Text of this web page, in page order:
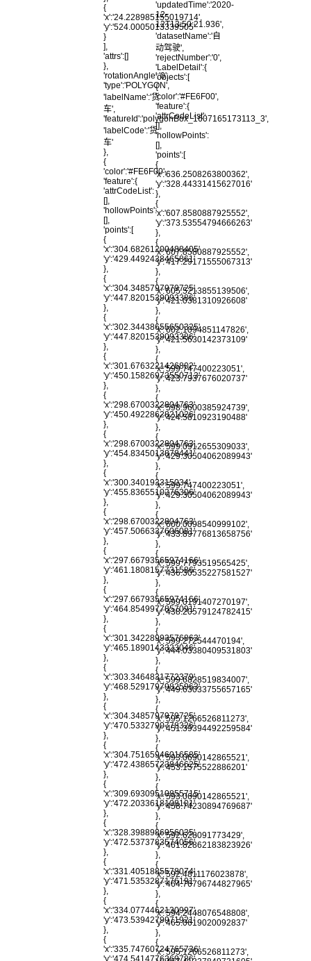
{
'x':'24.228985155019714',
'y':'524.0005013339505'
}
],
'attrs':[]
},
'rotationAngle':'0',
'type':'POLYGON',
'labelName':'货
车',
'featureId':'polygonBox_1607165173113_3',
'labelCode':'货
车'
},
{
'color':'#FE6F00',
'feature':{
'attrCodeList':
[],
'hollowPoints':
[],
'points':[
{
'x':'304.68261200488405',
'y':'429.4492438465861'
},
{
'x':'304.3485797979725',
'y':'447.8201539093386'
},
{
'x':'302.34438655650325',
'y':'447.8201539093386'
},
{
'x':'301.6763221426802',
'y':'450.15826973550713'
},
{
'x':'298.6700322804763',
'y':'450.4922862821026'
},
{
'x':'298.6700322804763',
'y':'454.8345013878441'
},
{
'x':'300.340193315034',
'y':'455.8365510276306'
},
{
'x':'298.6700322804763',
'y':'457.5066337606081'
},
{
'x':'297.66793565974166',
'y':'461.1808157731586'
},
{
'x':'297.66793565974166',
'y':'464.8549977857091'
},
{
'x':'301.34228993576863',
'y':'465.1890143323046'
},
{
'x':'303.3464831772379',
'y':'468.52917979825963'
},
{
'x':'304.3485797979725',
'y':'470.5332790778326'
},
{
'x':'304.75165946016585',
'y':'472.43865723846625'
},
{
'x':'309.69309510855715',
'y':'472.2033618108101'
},
{
'x':'328.3988986956035',
'y':'472.5373783574056'
},
{
'x':'331.4051885578074',
'y':'471.5353287176191'
},
{
'x':'334.0774462130997',
'y':'473.5394279971921'
},
{
'x':'335.74760724765736',
'y':'474.5414776369786'
'updatedTime':'2020-
12-
12T13:50:21.936',
'datasetName':'自
动驾驶',
'rejectNumber':'0',
'LabelDetail':{
'objects':[
{
'color':'#FE6F00',
'feature':{
'attrCodeList':
[],
'hollowPoints':
[],
'points':[
{
'x':'636.2508263800362',
'y':'328.44331415627016'
},
{
'x':'607.8580887925552',
'y':'373.53554794666263'
},
{
'x':'607.8580887925552',
'y':'417.29171555067313'
},
{
'x':'605.5213855139506',
'y':'421.0381310926608'
},
{
'x':'602.1094851147826',
'y':'421.5630142373109'
},
{
'x':'599.747400223051',
'y':'423.7937676020737'
},
{
'x':'598.9600385924739',
'y':'424.5810923190488'
},
{
'x':'599.0912655309033',
'y':'429.30504062089943'
},
{
'x':'599.747400223051',
'y':'429.30504062089943'
},
{
'x':'600.0098540999102',
'y':'433.89776813658756'
},
{
'x':'599.7793519565425',
'y':'436.30535227581527'
},
{
'x':'599.0191407270197',
'y':'438.20579124782415'
},
{
'x':'599.272544470194',
'y':'444.03380409531803'
},
{
'x':'599.6828519834007',
'y':'449.63033755657165'
},
{
'x':'595.1266526811273',
'y':'451.39394492259584'
},
{
'x':'593.0690142865521',
'y':'453.1575522886201'
},
{
'x':'593.0690142865521',
'y':'458.74230894769687'
},
{
'x':'592.628091773429',
'y':'461.82862183823926'
},
{
'x':'592.4811176023878',
'y':'464.76796744827965'
},
{
'x':'594.2448076548808',
'y':'465.0619020092837'
},
{
'x':'595.1266526811273',